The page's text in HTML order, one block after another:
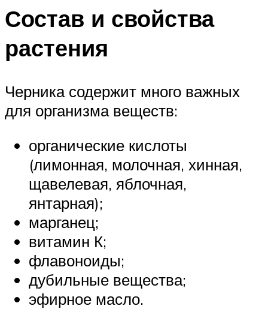
Состав и свойства
растения
Черника содержит много важных
для организма веществ:
органические кислоты
(лимонная, молочная, хинная,
щавелевая, яблочная,
янтарная);
марганец;
витамин К;
флавоноиды;
дубильные вещества;
эфирное масло.